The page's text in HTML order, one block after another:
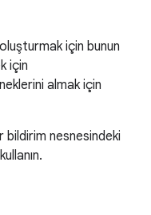
için bunun
için
almak için
bildirim nesnesindeki